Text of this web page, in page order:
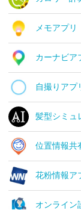
メモアプリ
カーナビア
自撮りアプ
髪型シミュ
位置情報共
花粉情報ア
オンライン